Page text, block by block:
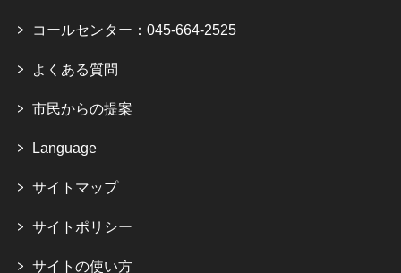
コールセンター：045-664-2525
よくある質問
市民からの提案
Language
サイトマップ
サイトポリシー
サイトの使い方